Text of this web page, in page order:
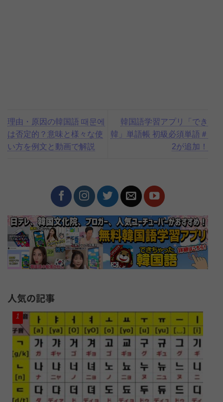
理由・原因の韓国語 때문에
は否定的？意味と様々な使
い方を例文と動画で解説
韓国語学習アプリ「でき
韓」単語帳 初級必須単語＃
2が追加！
人気の記事